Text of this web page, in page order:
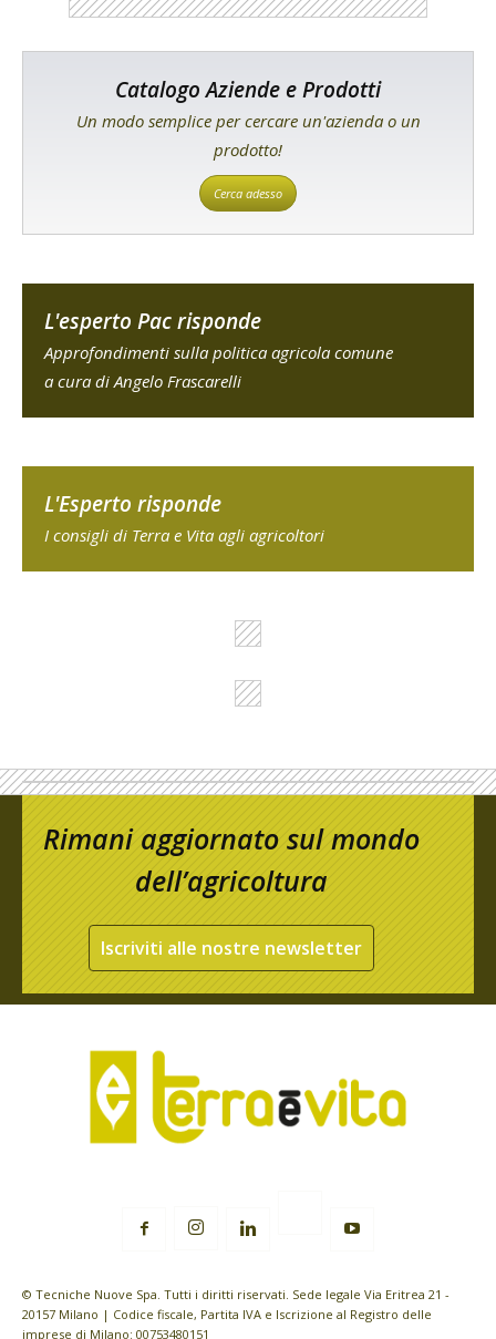
Catalogo Aziende e Prodotti
Un modo semplice per cercare un'azienda o un
prodotto!
Cerca adesso
L'esperto Pac risponde
Approfondimenti sulla politica agricola comune
a cura di Angelo Frascarelli
L'Esperto risponde
I consigli di Terra e Vita agli agricoltori
Rimani aggiornato sul mondo
dell’agricoltura
Iscriviti alle nostre newsletter
© Tecniche Nuove Spa. Tutti i diritti riservati. Sede legale Via Eritrea 21 -
20157 Milano | Codice fiscale, Partita IVA e Iscrizione al Registro delle
imprese di Milano: 00753480151